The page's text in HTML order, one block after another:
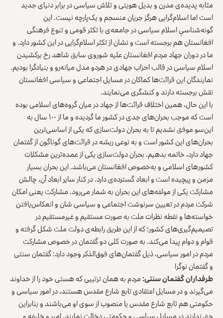
مثابه پدیده‌ی مدرن و بدیل هویتی و تلاش سیاسی در برابر دنیای جدید
است اما اسلام‌گرایی هرگز جریان منسجم و یک‌پارچه نیست. این
گونه‌‌شناسیِ اسلام سیاسی در جامعه‌ی با تکثر قومی و تنوع فرهنگی
افغانستان هم برجسته است و نشان از تکثر اسلام‌گرایی در این کشور دارد. و
ما در دوران جهاد مردم افغانستان علیه شوروی سابق شاهد رخ برکشیدن
اسلام سیاسی در قالب احزاب جهادی در هردو مدل میانه‌رو و بنیادگرا بودیم.
نمایندگان این قرائت‌ها کماکان در مسایل اجتماعی و سیاسی افغانستان
نقش برجسته دارند و کنشگری می‌نمایند.
با این حال، همین اختلاف قرائت‌ها از جهاد در میان گروه‌های اسلامی بوده
است که موجب بحران‌های جدی در کشور ما گردیده و ما از ۱۰۰ سال به
این‌سو موفق نشدیم تا به بحران دولت‌سازی که یکی از اساسی‌ترین
بحران‌های این کشور است و به‌ نوعی ریشه در قرائت‌های گوناگون از گفتمان
جهاد دارد، خاتمه بدهیم. بحران دولت‌سازی یکی از عمده‌ترین مشکلات
کشورهای اسلامی و به‌خصوص افغانستان می‌باشد. این بحران بسیار
مزمن و پیچیده است و ابعاد گسترده‌ی دارد. در کنار سایر ابعاد آن، چالش
مشارکت یکی از مولفه‌های این بحران به شمار می‌رود. مشارکت یعنی امکان
شرکت مردم در تعیین سرنوشت اجتماعی و سیاسی شان و انعکاس‌یافتن
خواسته‌ها و نقطه نظرات ملت به‌ صورت مستقیم و غیرمستقیم در
تصیمیم‌گیری‌های کشور؛ که از این طریق رابطه‌ی دولت ملت شکل گرفته و
قوام و دوام پیدا می‌کند. به صورت کلی دو گفتمان در خصوص مشارکت
مردم در امور سیاسی، ذیل گفتمان‌های فوق‌الذکر وجود دارد: گفتمان سنتی
و گفتمان نوگرا
طرفداران گفتمان سنتی:مردم به همان ترتیبی که هستی خود را از خداوند
می‌گیرند و در مسایل اعتقادی تابع شارع مقدس هستند، در امور سیاسی و
حکومتی هم تابع شارع مقدس یا منصوب از سوی او می‌باشند و بنابراین